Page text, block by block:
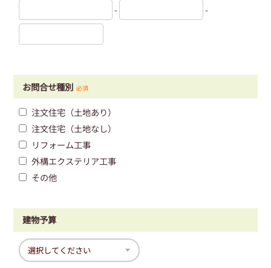
- -
お問合せ種別 必須
注文住宅（土地あり）
注文住宅（土地なし）
リフォーム工事
外構エクステリア工事
その他
建物予算